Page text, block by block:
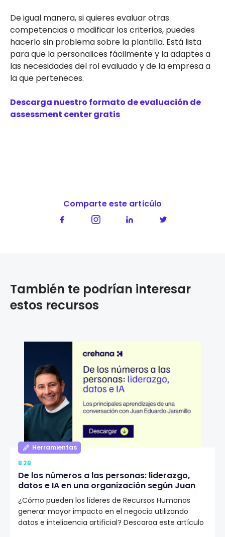
De igual manera, si quieres evaluar otras
competencias o modificar los criterios, puedes
hacerlo sin problema sobre la plantilla. Está lista
para que la personalices fácilmente y la adaptes a
las necesidades del rol evaluado y de la empresa a
la que perteneces.
Descarga nuestro formato de evaluación de
assessment center gratis
Comparte este articúlo
También te podrían interesar
estos recursos
Herramientas
B2B
De los números a las personas: liderazgo,
datos e IA en una organización según Juan
Eduardo Jaramillo
¿Cómo pueden los líderes de Recursos Humanos
generar mayor impacto en el negocio utilizando
datos e inteligencia artificial? Descarga este artículo